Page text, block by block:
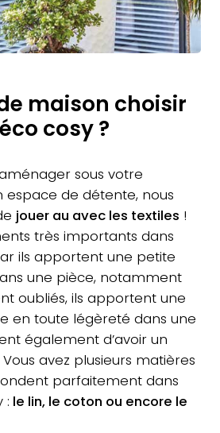
maison choisir
cosy ?
sous votre
de détente, nous
jouer au avec les textiles !
très importants dans
ils apportent une petite
une pièce, notamment
oubliés, ils apportent une
en toute légèreté dans une
également d’avoir un
avez plusieurs matières
parfaitement dans
: le lin, le coton ou encore le